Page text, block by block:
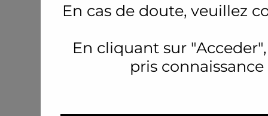
En cas de doute, veuillez
En cliquant sur
pris